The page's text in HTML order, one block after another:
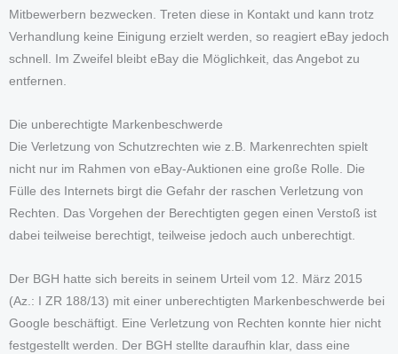
Mitbewerbern bezwecken. Treten diese in Kontakt und kann trotz
Verhandlung keine Einigung erzielt werden, so reagiert eBay jedoch
schnell. Im Zweifel bleibt eBay die Möglichkeit, das Angebot zu
entfernen.
Die unberechtigte Markenbeschwerde
Die Verletzung von Schutzrechten wie z.B. Markenrechten spielt
nicht nur im Rahmen von eBay-Auktionen eine große Rolle. Die
Fülle des Internets birgt die Gefahr der raschen Verletzung von
Rechten. Das Vorgehen der Berechtigten gegen einen Verstoß ist
dabei teilweise berechtigt, teilweise jedoch auch unberechtigt.
Der BGH hatte sich bereits in seinem Urteil vom 12. März 2015
(Az.: I ZR 188/13) mit einer unberechtigten Markenbeschwerde bei
Google beschäftigt. Eine Verletzung von Rechten konnte hier nicht
festgestellt werden. Der BGH stellte daraufhin klar, dass eine